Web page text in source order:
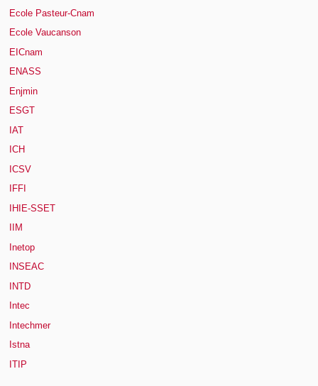
Ecole Pasteur-Cnam
Ecole Vaucanson
EICnam
ENASS
Enjmin
ESGT
IAT
ICH
ICSV
IFFI
IHIE-SSET
IIM
Inetop
INSEAC
INTD
Intec
Intechmer
Istna
ITIP